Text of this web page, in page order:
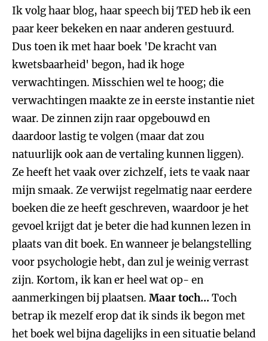
Ik volg haar blog, haar speech bij TED heb ik een
paar keer bekeken en naar anderen gestuurd.
Dus toen ik met haar boek 'De kracht van
kwetsbaarheid' begon, had ik hoge
verwachtingen. Misschien wel te hoog; die
verwachtingen maakte ze in eerste instantie niet
waar. De zinnen zijn raar opgebouwd en
daardoor lastig te volgen (maar dat zou
natuurlijk ook aan de vertaling kunnen liggen).
Ze heeft het vaak over zichzelf, iets te vaak naar
mijn smaak. Ze verwijst regelmatig naar eerdere
boeken die ze heeft geschreven, waardoor je het
gevoel krijgt dat je beter die had kunnen lezen in
plaats van dit boek. En wanneer je belangstelling
voor psychologie hebt, dan zul je weinig verrast
zijn. Kortom, ik kan er heel wat op- en
aanmerkingen bij plaatsen. Maar toch... Toch
betrap ik mezelf erop dat ik sinds ik begon met
het boek wel bijna dagelijks in een situatie beland